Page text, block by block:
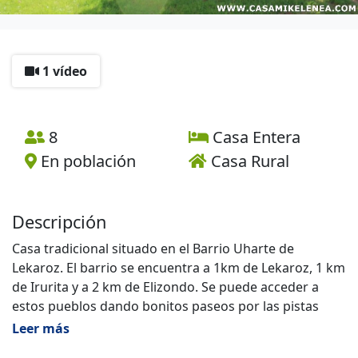
1 vídeo
8
Casa Entera
En población
Casa Rural
Descripción
Casa tradicional situado en el Barrio Uharte de
Lekaroz. El barrio se encuentra a 1km de Lekaroz, 1 km
de Irurita y a 2 km de Elizondo. Se puede acceder a
estos pueblos dando bonitos paseos por las pistas
tranquilas que rodea la casa.
Leer más